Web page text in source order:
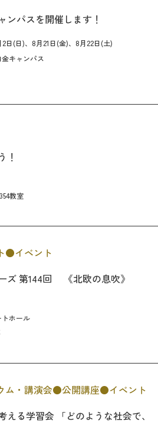
ンパスを開催します！
日(日)、8月21日(金)、8月22日(土)
キャンパス
！
教室
イベント
ズ 第144回 《北欧の息吹》
ホール
ム・講演会 公開講座
イベント
る学習会 「どのような社会で、